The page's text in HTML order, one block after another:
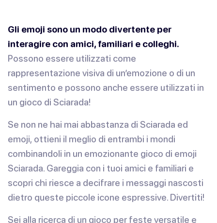
Gli emoji sono un modo divertente per
interagire con amici, familiari e colleghi.
Possono essere utilizzati come
rappresentazione visiva di un’emozione o di un
sentimento e possono anche essere utilizzati in
un gioco di Sciarada!
Se non ne hai mai abbastanza di Sciarada ed
emoji, ottieni il meglio di entrambi i mondi
combinandoli in un emozionante gioco di emoji
Sciarada. Gareggia con i tuoi amici e familiari e
scopri chi riesce a decifrare i messaggi nascosti
dietro queste piccole icone espressive. Divertiti!
Sei alla ricerca di un gioco per feste versatile e